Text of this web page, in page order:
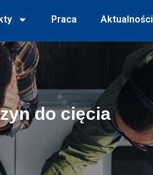
Praca Aktualności
do cięcia